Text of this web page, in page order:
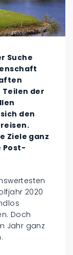
Suche
Teilen der
den
Ziele ganz
Post-
2020
Doch
Jahr ganz